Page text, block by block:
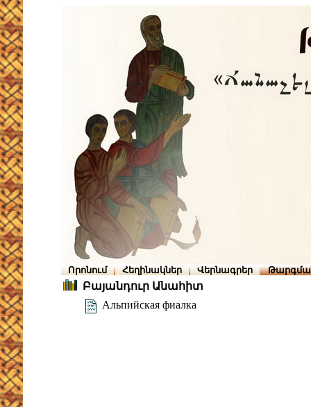
Որոնում Հեղինակներ Վերնագրեր
Բայանդուր Անահիտ
Альпийская фиалка